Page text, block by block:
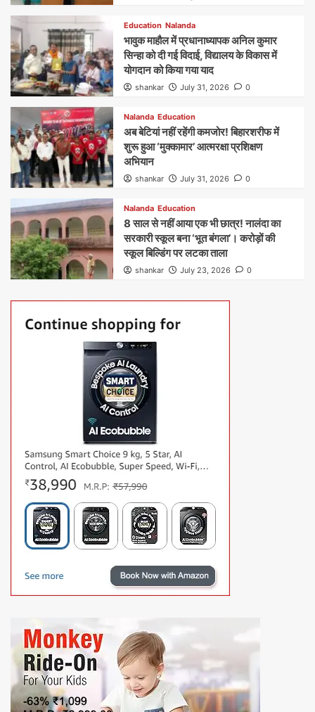
Education Nalanda
भावुक माहौल में प्रधानाध्यापक अनिल कुमार
सिन्हा को दी गई विदाई, विद्यालय के विकास में
योगदान को किया गया याद
shankar July 31, 2026 0
Nalanda Education
अब बेटियां नहीं रहेंगी कमजोर! बिहारशरीफ में
शुरू हुआ ‘मुक्कामार’ आत्मरक्षा प्रशिक्षण
अभियान
shankar July 31, 2026 0
Nalanda Education
8 साल से नहीं आया एक भी छात्र! नालंदा का
सरकारी स्कूल बना ‘भूत बंगला’। करोड़ों की
स्कूल बिल्डिंग पर लटका ताला
shankar July 23, 2026 0